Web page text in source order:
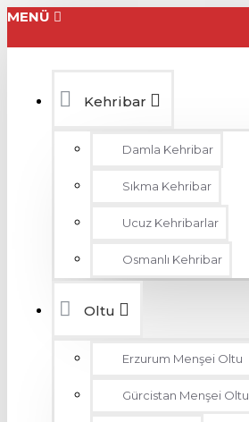
MENÜ
Kehribar
Damla Kehribar
Sıkma Kehribar
Ucuz Kehribarlar
Osmanlı Kehribar
Oltu
Erzurum Menşei Oltu
Gürcistan Menşei Oltu